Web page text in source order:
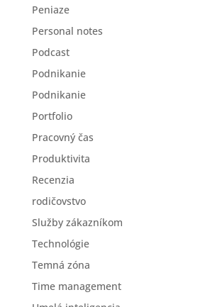
Peniaze
Personal notes
Podcast
Podnikanie
Podnikanie
Portfolio
Pracovný čas
Produktivita
Recenzia
rodičovstvo
Služby zákazníkom
Technológie
Temná zóna
Time management